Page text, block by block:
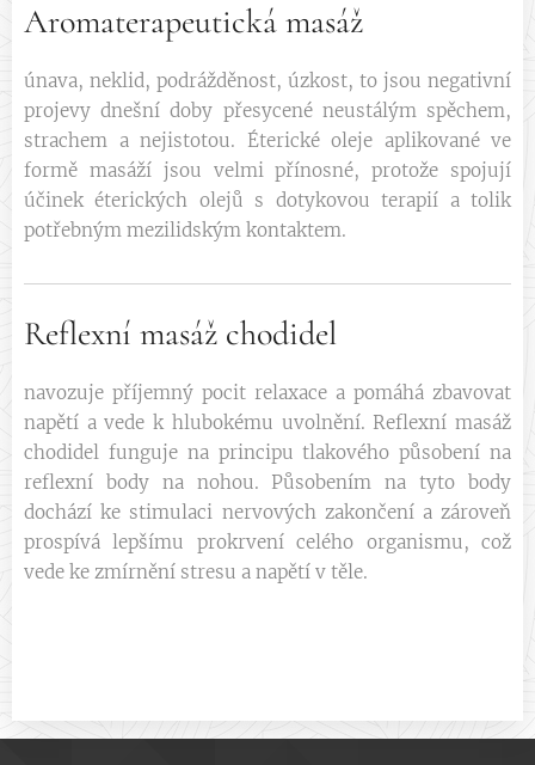
Aromaterapeutická masáž
únava, neklid, podrážděnost, úzkost, to jsou negativní
projevy dnešní doby přesycené neustálým spěchem,
strachem a nejistotou. Éterické oleje aplikované ve
formě masáží jsou velmi přínosné, protože spojují
účinek éterických olejů s dotykovou terapií a tolik
potřebným mezilidským kontaktem.
Reflexní masáž chodidel
navozuje příjemný pocit relaxace a pomáhá zbavovat
napětí a vede k hlubokému uvolnění. Reflexní masáž
chodidel funguje na principu tlakového působení na
reflexní body na nohou. Působením na tyto body
dochází ke stimulaci nervových zakončení a zároveň
prospívá lepšímu prokrvení celého organismu, což
vede ke zmírnění stresu a napětí v těle.